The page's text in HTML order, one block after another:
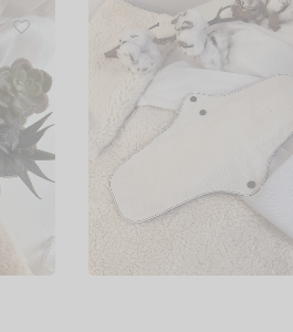
Serviette Max
16,50